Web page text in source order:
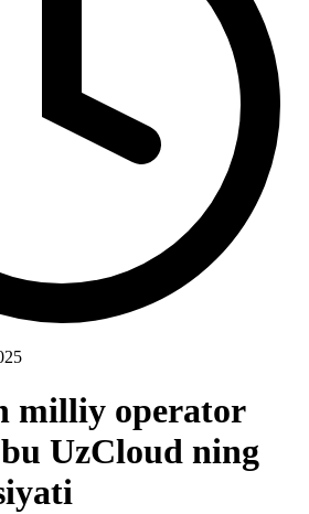
milliy operator
UzCloud ning